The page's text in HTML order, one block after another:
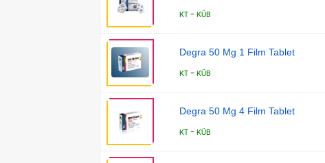
KT - KÜB
Degra 50 Mg 1 Film Tablet
KT - KÜB
Degra 50 Mg 4 Film Tablet
KT - KÜB